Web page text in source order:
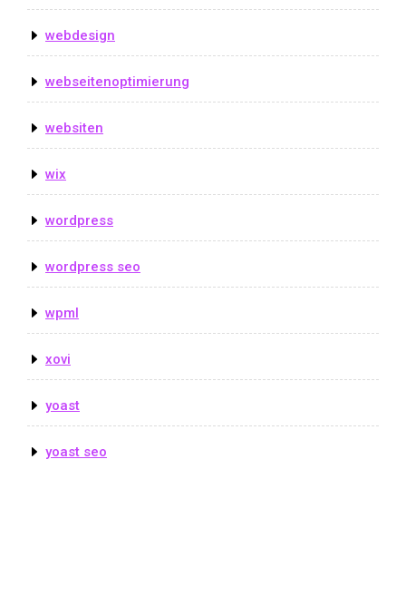
webdesign
webseitenoptimierung
websiten
wix
wordpress
wordpress seo
wpml
xovi
yoast
yoast seo